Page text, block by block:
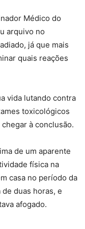
Médico do
arquivo no
já que mais
quais reações
vida lutando contra
toxicológicos
à conclusão.
de um aparente
física na
casa no período da
duas horas, e
afogado.